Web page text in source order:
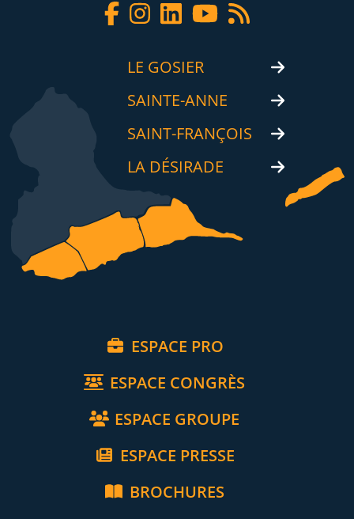
LE GOSIER
SAINTE-ANNE
SAINT-FRANÇOIS
LA DÉSIRADE
ESPACE PRO
ESPACE CONGRÈS
ESPACE GROUPE
ESPACE PRESSE
BROCHURES